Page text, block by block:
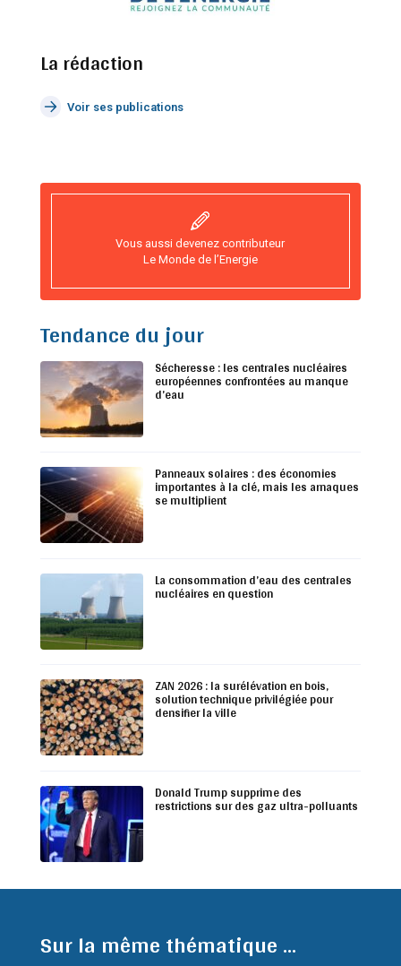
La rédaction
Voir ses publications
Vous aussi devenez contributeur
Le Monde de l’Energie
Tendance du jour
Sécheresse : les centrales nucléaires
européennes confrontées au manque
d’eau
Panneaux solaires : des économies
importantes à la clé, mais les arnaques
se multiplient
La consommation d’eau des centrales
nucléaires en question
ZAN 2026 : la surélévation en bois,
solution technique privilégiée pour
densifier la ville
Donald Trump supprime des
restrictions sur des gaz ultra-polluants
Sur la même thématique ...